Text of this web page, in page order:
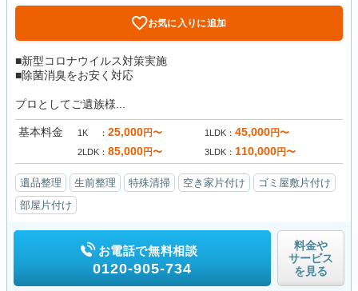
お気に入りに追加
■新型コロナウイルス対策実施
■除菌消臭をお安く対応
プロとしてご遺族様...
基本料金 1K 25,000円〜 1LDK 45,000円〜
2LDK 85,000円〜 3LDK 110,000円〜
遺品整理 生前整理 特殊清掃 空き家片付け
ゴミ屋敷片付け
部屋片付け
お電話で無料相談
0120-905-734
料金や
サービス
を見る